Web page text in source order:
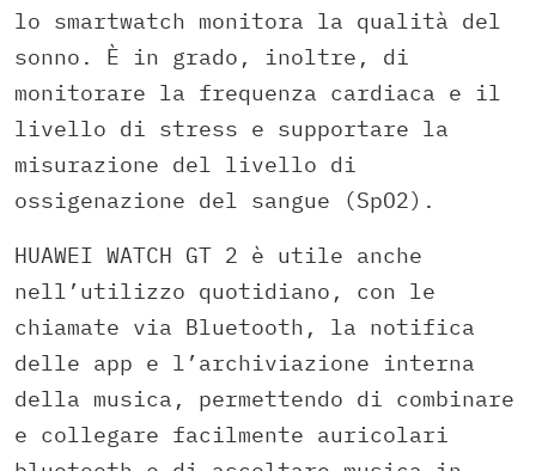
lo smartwatch monitora la qualità del
sonno. È in grado, inoltre, di
monitorare la frequenza cardiaca e il
livello di stress e supportare la
misurazione del livello di
ossigenazione del sangue (SpO2).
HUAWEI WATCH GT 2 è utile anche
nell’utilizzo quotidiano, con le
chiamate via Bluetooth, la notifica
delle app e l’archiviazione interna
della musica, permettendo di combinare
e collegare facilmente auricolari